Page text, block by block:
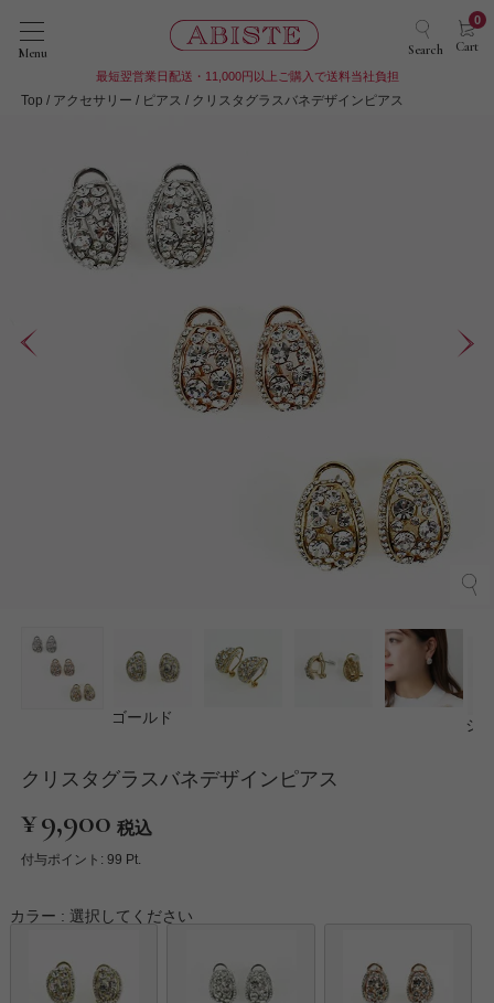
Menu Search Cart
0
最短翌営業日配送・11,000円以上ご購入で送料当社負担
Top アクセサリー ピアス クリスタグラスバネデザインピアス
ゴールド シ
クリスタグラスバネデザインピアス
¥9,900 税込
付与ポイント: 99 Pt.
カラー 選択してください